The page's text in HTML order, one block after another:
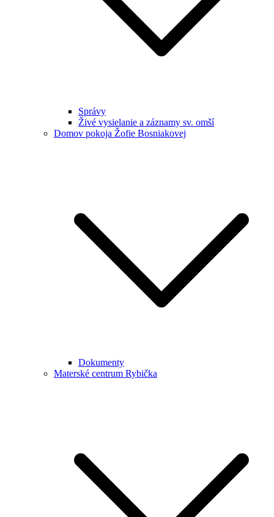
Správy
Živé vysielanie a záznamy sv. omší
Domov pokoja Žofie Bosniakovej
Dokumenty
Materské centrum Rybička